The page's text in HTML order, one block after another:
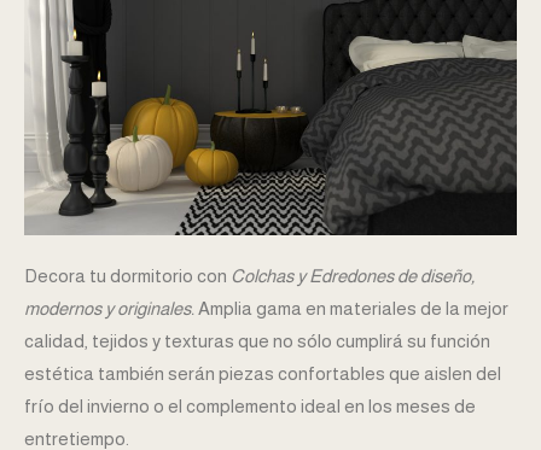
Decora tu dormitorio con Colchas y Edredones de diseño,
modernos y originales. Amplia gama en materiales de la mejor
calidad, tejidos y texturas que no sólo cumplirá su función
estética también serán piezas confortables que aislen del
frío del invierno o el complemento ideal en los meses de
entretiempo.